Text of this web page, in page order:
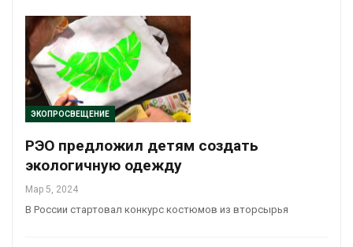
ЭКОПРОСВЕЩЕНИЕ
РЭО предложил детям создать
экологичную одежду
Мар 5, 2024
В России стартовал конкурс костюмов из вторсырья